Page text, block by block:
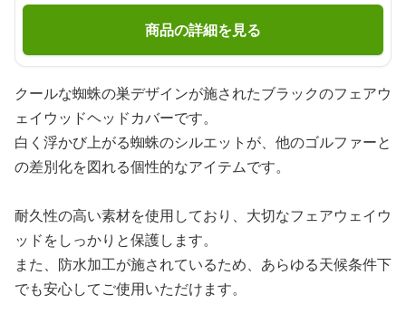
商品の詳細を見る
クールな蜘蛛の巣デザインが施されたブラックのフェアウ
ェイウッドヘッドカバーです。
白く浮かび上がる蜘蛛のシルエットが、他のゴルファーと
の差別化を図れる個性的なアイテムです。
耐久性の高い素材を使用しており、大切なフェアウェイウ
ッドをしっかりと保護します。
また、防水加工が施されているため、あらゆる天候条件下
でも安心してご使用いただけます。